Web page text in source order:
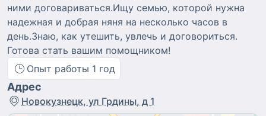
ними договариваться.Ищу семью, которой нужна
надежная и добрая няня на несколько часов в
день.Знаю, как утешить, увлечь и договориться.
Готова стать вашим помощником!
Опыт работы 1 год
Адрес
Новокузнецк, ул Грдины, д 1